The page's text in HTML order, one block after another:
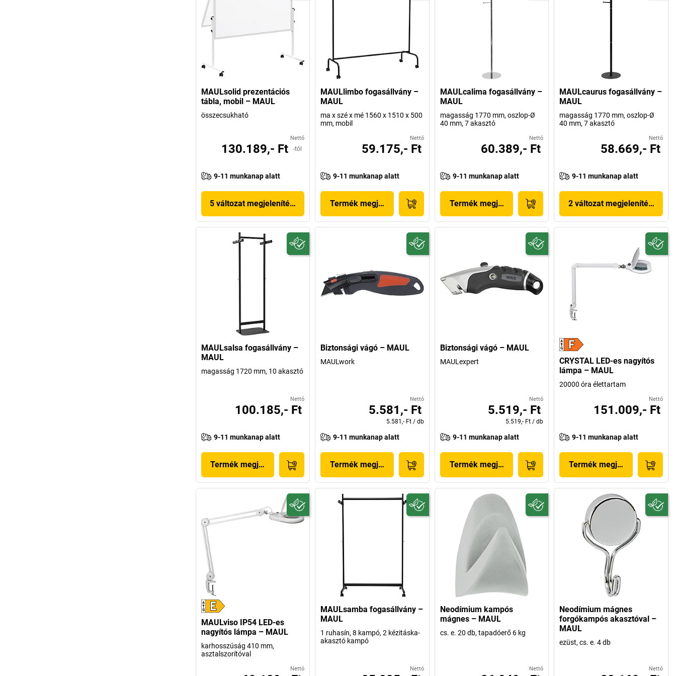
MAULsolid prezentációs
tábla, mobil – MAUL
összecsukható
Nettó
130.189,- Ft -tól
9-11 munkanap alatt
5 változat megjelenítése
MAULlimbo fogasállvány –
MAUL
ma x szé x mé 1560 x 1510 x 500
mm, mobil
Nettó
59.175,- Ft
9-11 munkanap alatt
Termék megjelenítése
MAULcalima fogasállvány –
MAUL
magasság 1770 mm, oszlop-Ø
40 mm, 7 akasztó
Nettó
60.389,- Ft
9-11 munkanap alatt
Termék megjelenítése
MAULcaurus fogasállvány –
MAUL
magasság 1770 mm, oszlop-Ø
40 mm, 7 akasztó
Nettó
58.669,- Ft
9-11 munkanap alatt
2 változat megjelenítése
MAULsalsa fogasállvány –
MAUL
magasság 1720 mm, 10 akasztó
Nettó
100.185,- Ft
9-11 munkanap alatt
Termék megjelenítése
Biztonsági vágó – MAUL
MAULwork
Nettó
5.581,- Ft
5.581,- Ft / db
9-11 munkanap alatt
Termék megjelenítése
Biztonsági vágó – MAUL
MAULexpert
Nettó
5.519,- Ft
5.519,- Ft /db
9-11 munkanap alatt
Termék megjelenítése
CRYSTAL LED-es nagyítós
lámpa – MAUL
20000 óra élettartam
Nettó
151.009,- Ft
9-11 munkanap alatt
Termék megjelenítése
MAULviso IP54 LED-es
nagyítós lámpa – MAUL
karhosszúság 410 mm,
asztalszorítóval
Nettó
MAULsamba fogasállvány –
MAUL
1 ruhasín, 8 kampó, 2 kézitáska-
akasztó kampó
Nettó
Neodímium kampós
mágnes – MAUL
cs. e. 20 db, tapadóerő 6 kg
Nettó
Neodímium mágnes
forgókampós akasztóval –
MAUL
ezüst, cs. e. 4 db
Nettó